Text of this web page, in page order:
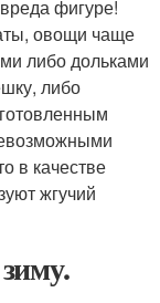
фигуре!
овощи чаще
либо дольками
либо
в качестве
жгучий